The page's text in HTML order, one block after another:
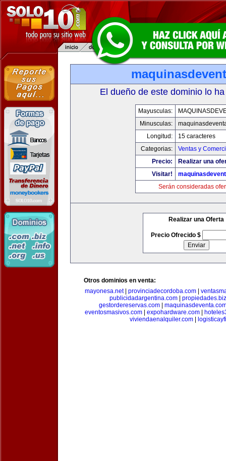
El dueño de este dominio lo
Mayusculas:
Minusculas:
Longitud:
15 caracteres
Categorias:
Ventas y
Precio:
Realizar una
Visitar!
Serán consideradas
Realizar una Oferta
Precio Ofrecido $
Otros dominios en venta:
mayonesa.net| provinciadecordoba.com
publicidadargentina.com| propiedades.biz
gestordereservas.com|
eventosmasivos.com
expohardware.com
viviendaenalquiler.com